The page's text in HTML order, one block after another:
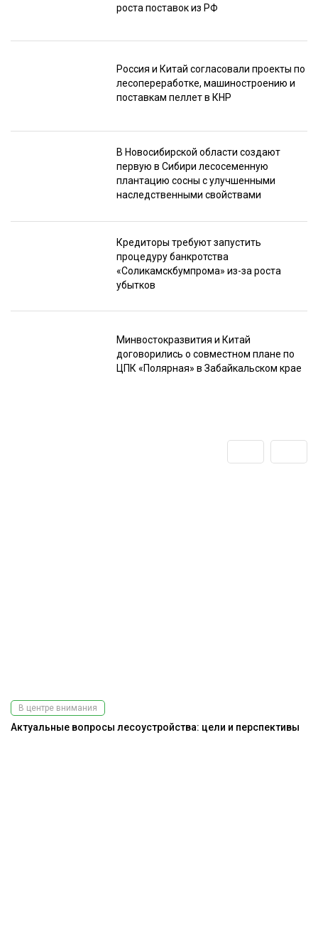
роста поставок из РФ
Россия и Китай согласовали проекты по
лесопереработке, машиностроению и
поставкам пеллет в КНР
В Новосибирской области создают
первую в Сибири лесосеменную
плантацию сосны с улучшенными
наследственными свойствами
Кредиторы требуют запустить
процедуру банкротства
«Соликамскбумпрома» из-за роста
убытков
Минвостокразвития и Китай
договорились о совместном плане по
ЦПК «Полярная» в Забайкальском крае
В центре внимания
Актуальные вопросы лесоустройства: цели и перспективы